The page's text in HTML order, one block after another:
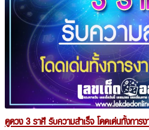
ดูดวง 3 ราศี รับความสำเร็จ โดดเด่นทั้งการง